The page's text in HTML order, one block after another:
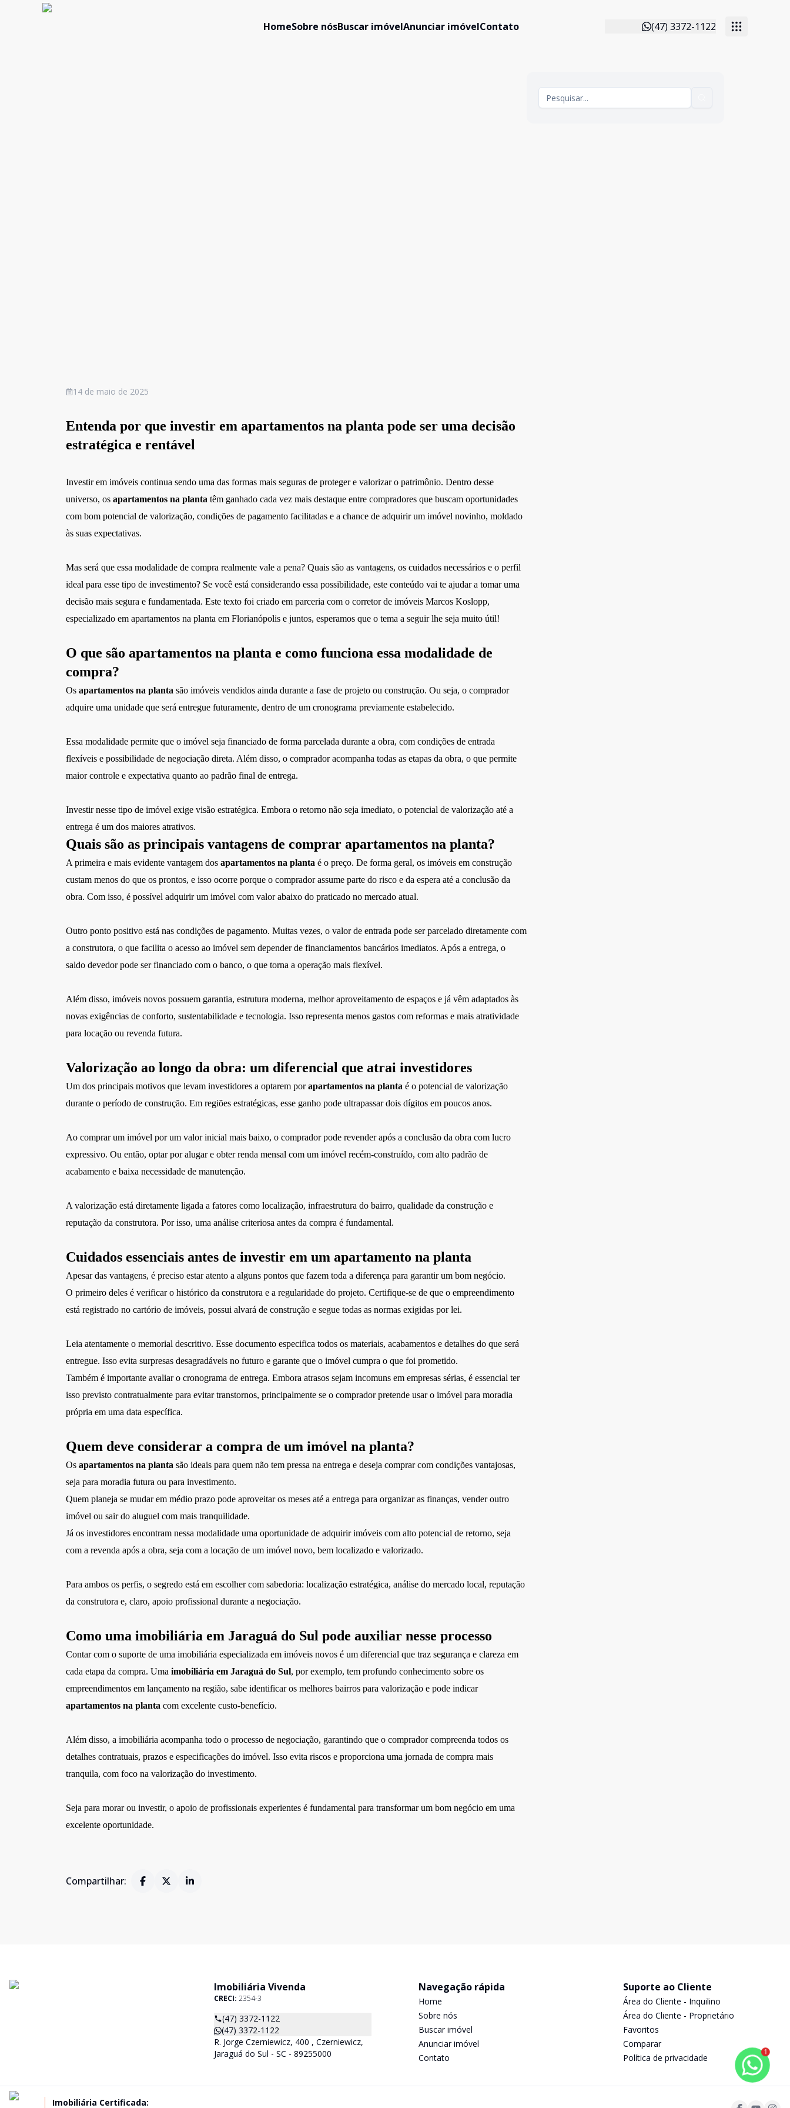
HomeSobre nósBuscar imóvelAnunciar imóvelContato (47) 3372-1122
14 de maio de 2025
Entenda por que investir em apartamentos na planta pode ser uma decisão
estratégica e rentável
Investir em imóveis continua sendo uma das formas mais seguras de proteger e valorizar o patrimônio. Dentro desse
universo, os apartamentos na planta têm ganhado cada vez mais destaque entre compradores que buscam oportunidades
com bom potencial de valorização, condições de pagamento facilitadas e a chance de adquirir um imóvel novinho, moldado
às suas expectativas.
Mas será que essa modalidade de compra realmente vale a pena? Quais são as vantagens, os cuidados necessários e o perfil
ideal para esse tipo de investimento? Se você está considerando essa possibilidade, este conteúdo vai te ajudar a tomar uma
decisão mais segura e fundamentada. Este texto foi criado em parceria com o corretor de imóveis Marcos Koslopp,
especializado em apartamentos na planta em Florianópolis e juntos, esperamos que o tema a seguir lhe seja muito útil!
O que são apartamentos na planta e como funciona essa modalidade de
compra?
Os apartamentos na planta são imóveis vendidos ainda durante a fase de projeto ou construção. Ou seja, o comprador
adquire uma unidade que será entregue futuramente, dentro de um cronograma previamente estabelecido.
Essa modalidade permite que o imóvel seja financiado de forma parcelada durante a obra, com condições de entrada
flexíveis e possibilidade de negociação direta. Além disso, o comprador acompanha todas as etapas da obra, o que permite
maior controle e expectativa quanto ao padrão final de entrega.
Investir nesse tipo de imóvel exige visão estratégica. Embora o retorno não seja imediato, o potencial de valorização até a
entrega é um dos maiores atrativos.
Quais são as principais vantagens de comprar apartamentos na planta?
A primeira e mais evidente vantagem dos apartamentos na planta é o preço. De forma geral, os imóveis em construção
custam menos do que os prontos, e isso ocorre porque o comprador assume parte do risco e da espera até a conclusão da
obra. Com isso, é possível adquirir um imóvel com valor abaixo do praticado no mercado atual.
Outro ponto positivo está nas condições de pagamento. Muitas vezes, o valor de entrada pode ser parcelado diretamente com
a construtora, o que facilita o acesso ao imóvel sem depender de financiamentos bancários imediatos. Após a entrega, o
saldo devedor pode ser financiado com o banco, o que torna a operação mais flexível.
Além disso, imóveis novos possuem garantia, estrutura moderna, melhor aproveitamento de espaços e já vêm adaptados às
novas exigências de conforto, sustentabilidade e tecnologia. Isso representa menos gastos com reformas e mais atratividade
para locação ou revenda futura.
Valorização ao longo da obra: um diferencial que atrai investidores
Um dos principais motivos que levam investidores a optarem porapartamentos na planta é o potencial de valorização
durante o período de construção. Em regiões estratégicas, esse ganho pode ultrapassar dois dígitos em poucos anos.
Ao comprar um imóvel por um valor inicial mais baixo, o comprador pode revender após a conclusão da obra com lucro
expressivo. Ou então, optar por alugar e obter renda mensal com um imóvel recém-construído, com alto padrão de
acabamento e baixa necessidade de manutenção.
A valorização está diretamente ligada a fatores como localização, infraestrutura do bairro, qualidade da construção e
reputação da construtora. Por isso, uma análise criteriosa antes da compra é fundamental.
Cuidados essenciais antes de investir em um apartamento na planta
Apesar das vantagens, é preciso estar atento a alguns pontos que fazem toda a diferença para garantir um bom negócio.
O primeiro deles é verificar o histórico da construtora e a regularidade do projeto. Certifique-se de que o empreendimento
está registrado no cartório de imóveis, possui alvará de construção e segue todas as normas exigidas por lei.
Leia atentamente o memorial descritivo. Esse documento especifica todos os materiais, acabamentos e detalhes do que será
entregue. Isso evita surpresas desagradáveis no futuro e garante que o imóvel cumpra o que foi prometido.
Também é importante avaliar o cronograma de entrega. Embora atrasos sejam incomuns em empresas sérias, é essencial ter
isso previsto contratualmente para evitar transtornos, principalmente se o comprador pretende usar o imóvel para moradia
própria em uma data específica.
Quem deve considerar a compra de um imóvel na planta?
Os apartamentos na planta são ideais para quem não tem pressa na entrega e deseja comprar com condições vantajosas,
seja para moradia futura ou para investimento.
Quem planeja se mudar em médio prazo pode aproveitar os meses até a entrega para organizar as finanças, vender outro
imóvel ou sair do aluguel com mais tranquilidade.
Já os investidores encontram nessa modalidade uma oportunidade de adquirir imóveis com alto potencial de retorno, seja
com a revenda após a obra, seja com a locação de um imóvel novo, bem localizado e valorizado.
Para ambos os perfis, o segredo está em escolher com sabedoria: localização estratégica, análise do mercado local, reputação
da construtora e, claro, apoio profissional durante a negociação.
Como uma imobiliária em Jaraguá do Sul pode auxiliar nesse processo
Contar com o suporte de uma imobiliária especializada em imóveis novos é um diferencial que traz segurança e clareza em
cada etapa da compra. Uma imobiliária em Jaraguá do Sul, por exemplo, tem profundo conhecimento sobre os
empreendimentos em lançamento na região, sabe identificar os melhores bairros para valorização e pode indicar
apartamentos na planta com excelente custo-benefício.
Além disso, a imobiliária acompanha todo o processo de negociação, garantindo que o comprador compreenda todos os
detalhes contratuais, prazos e especificações do imóvel. Isso evita riscos e proporciona uma jornada de compra mais
tranquila, com foco na valorização do investimento.
Seja para morar ou investir, o apoio de profissionais experientes é fundamental para transformar um bom negócio em uma
excelente oportunidade.
Compartilhar:
Imobiliária Vivenda
CRECI: 2354-3
(47) 3372-1122
(47) 3372-1122
R. Jorge Czerniewicz, 400 , Czerniewicz,
Jaraguá do Sul - SC - 89255000
Navegação rápida
Home
Sobre nós
Buscar imóvel
Anunciar imóvel
Contato
Suporte ao Cliente
Área do Cliente - Inquilino
Área do Cliente - Proprietário
Favoritos
Comparar
Política de privacidade
Imobiliária Certificada:
1